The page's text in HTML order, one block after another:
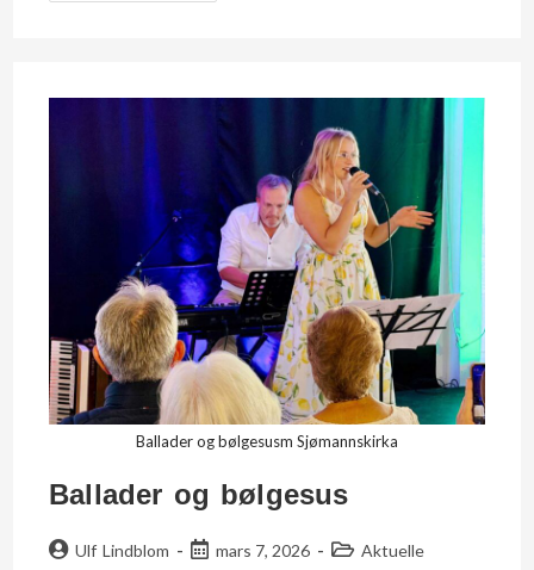
Ballader og bølgesusm Sjømannskirka
Ballader og bølgesus
Ulf Lindblom mars 7, 2026 Aktuelle